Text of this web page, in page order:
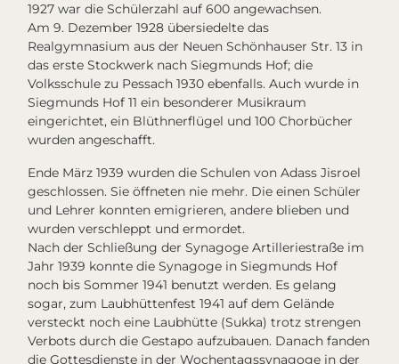
1927 war die Schülerzahl auf 600 angewachsen.
Am 9. Dezember 1928 übersiedelte das
Realgymnasium aus der Neuen Schönhauser Str. 13 in
das erste Stockwerk nach Siegmunds Hof; die
Volksschule zu Pessach 1930 ebenfalls. Auch wurde in
Siegmunds Hof 11 ein besonderer Musikraum
eingerichtet, ein Blüthnerflügel und 100 Chorbücher
wurden angeschafft.
Ende März 1939 wurden die Schulen von Adass Jisroel
geschlossen. Sie öffneten nie mehr. Die einen Schüler
und Lehrer konnten emigrieren, andere blieben und
wurden verschleppt und ermordet.
Nach der Schließung der Synagoge Artilleriestraße im
Jahr 1939 konnte die Synagoge in Siegmunds Hof
noch bis Sommer 1941 benutzt werden. Es gelang
sogar, zum Laubhüttenfest 1941 auf dem Gelände
versteckt noch eine Laubhütte (Sukka) trotz strengen
Verbots durch die Gestapo aufzubauen. Danach fanden
die Gottesdienste in der Wochentagssynagoge in der